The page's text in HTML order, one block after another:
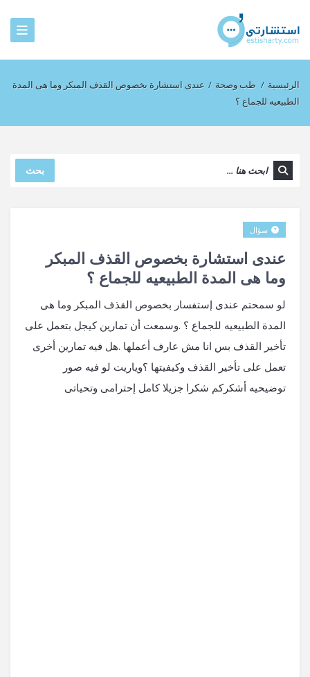
الرئيسية / طب وصحة / عندى استشارة بخصوص القذف المبكر وما هى المدة
الطبيعيه للجماع ؟
بحث
عندى استشارة بخصوص القذف المبكر
وما هى المدة الطبيعيه للجماع ؟
سؤال
لو سمحتم عندى إستفسار بخصوص القذف المبكر وما هى
المدة الطبيعيه للجماع ؟ .وسمعت أن تمارين كيجل بتعمل على
تأخير القذف بس انا مش عارف أعملها .هل فيه تمارين أخرى
تعمل على تأخير القذف وكيفيتها ؟وياريت لو فيه صور
توضيحيه أشكركم شكرا جزيلا كامل إحترامى وتحياتى